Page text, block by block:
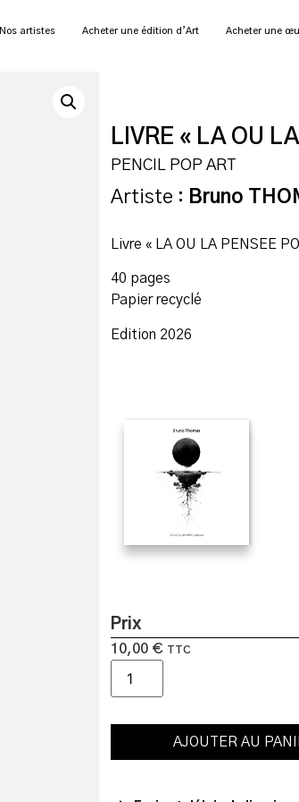
Nos artistes Acheter une édition d’Art Acheter une
LIVRE « LA OU
PENCIL POP ART
Artiste : Bruno
Livre « LA OU LA PENSEE
40 pages
Papier recyclé
Edition 2026
Prix
10,00 € TTC
AJOUTER AU